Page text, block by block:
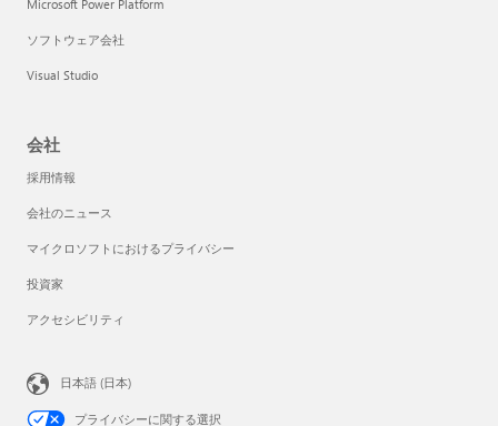
Microsoft Power Platform
ソフトウェア会社
Visual Studio
会社
採用情報
会社のニュース
マイクロソフトにおけるプライバシー
投資家
アクセシビリティ
日本語 (日本)
プライバシーに関する選択